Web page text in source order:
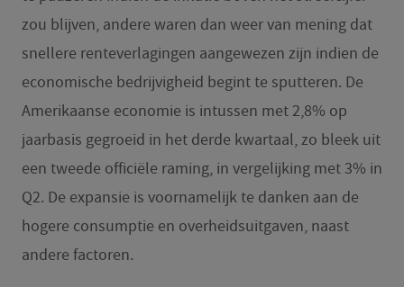
zou blijven, andere waren dan weer van mening dat
snellere renteverlagingen aangewezen zijn indien de
economische bedrijvigheid begint te sputteren. De
Amerikaanse economie is intussen met 2,8% op
jaarbasis gegroeid in het derde kwartaal, zo bleek uit
een tweede officiële raming, in vergelijking met 3% in
Q2. De expansie is voornamelijk te danken aan de
hogere consumptie en overheidsuitgaven, naast
andere factoren.